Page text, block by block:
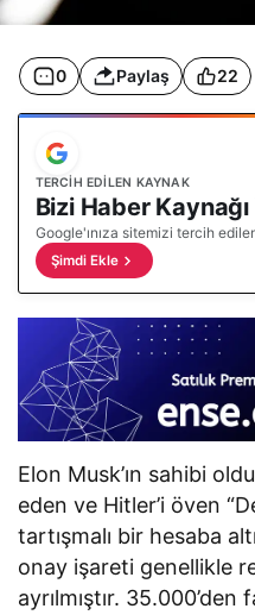
0 Paylaş 22
TERCIH EDILEN KAYNAK
Bizi Haber Kaynağı
Google'ınıza sitemizi tercih
Şimdi Ekle
Elon Musk’ın sahibi
eden ve Hitler’i öven
tartışmalı bir hesaba
onay işareti genellikle
ayrılmıştır.